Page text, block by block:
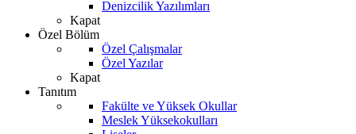
Denizcilik Yazılımları
Kapat
Özel Bölüm
Özel Çalışmalar
Özel Yazılar
Kapat
Tanıtım
Fakülte ve Yüksek Okullar
Meslek Yüksekokulları